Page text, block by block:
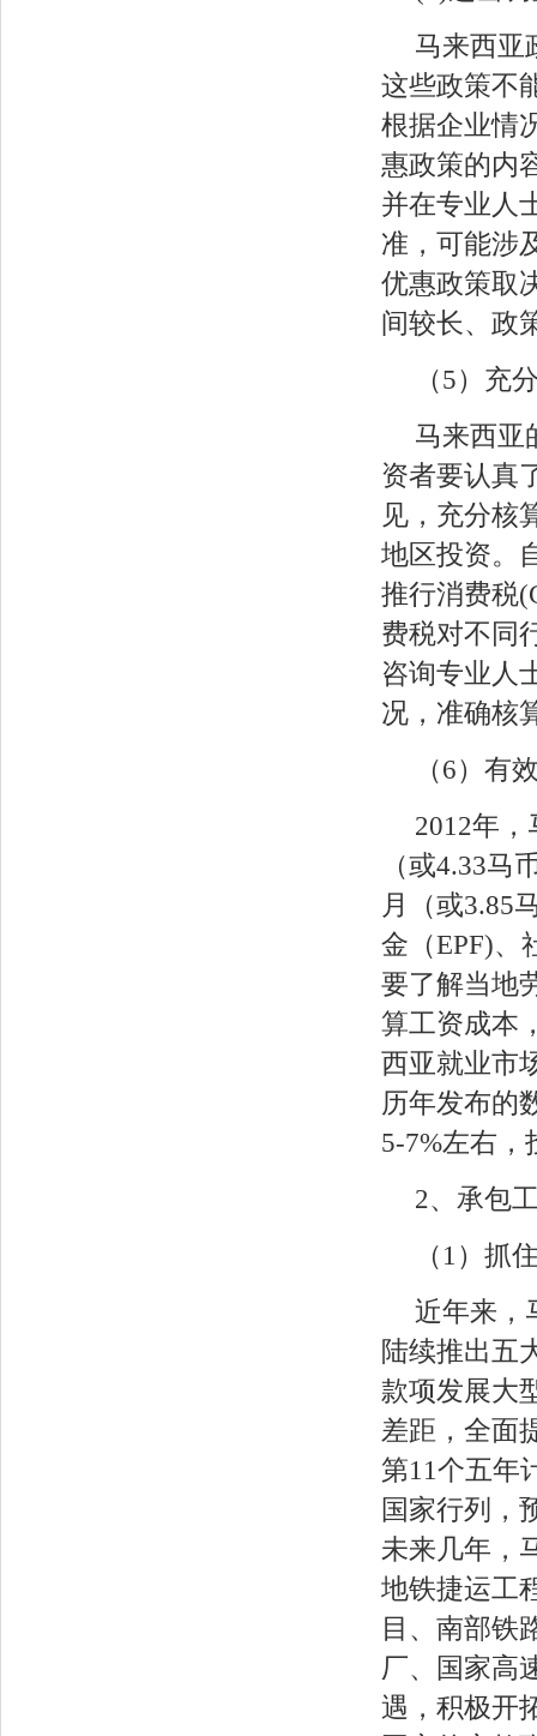
马来西亚
这些政策不
根据企业情
惠政策的内
并在专业人
准，可能涉
优惠政策取
间较长、政
（5）充
马来西亚
资者要认真
见，充分核
地区投资。
推行消费税
费税对不同
咨询专业人
况，准确核
（6）有
2012年
（或4.33
月（或3.85
金（EPF)、
要了解当地
算工资成本
西亚就业市
历年发布的
5-7%左右，
2、承包
（1）抓
近年来，
陆续推出五
款项发展大
差距，全面
第11个五年
国家行列，
未来几年，
地铁捷运工
目、南部铁
厂、国家高
遇，积极开